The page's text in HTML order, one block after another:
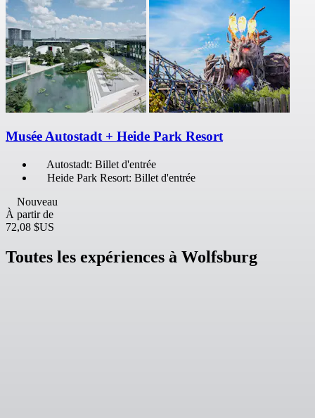
Musée Autostadt + Heide Park Resort
Autostadt: Billet d'entrée
Heide Park Resort: Billet d'entrée
Nouveau
À partir de
72,08 $US
Toutes les expériences à Wolfsburg